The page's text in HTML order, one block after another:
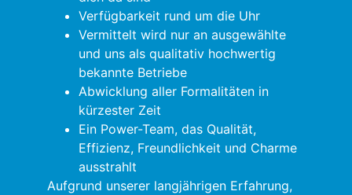
Verfügbarkeit rund um die Uhr
Vermittelt wird nur an ausgewählte
und uns als qualitativ hochwertig
bekannte Betriebe
Abwicklung aller Formalitäten in
kürzester Zeit
Ein Power-Team, das Qualität,
Effizienz, Freundlichkeit und Charme
ausstrahlt
Aufgrund unserer langjährigen Erfahrung,